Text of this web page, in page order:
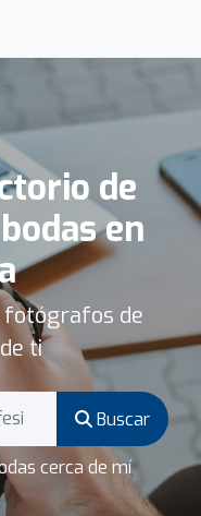
de
en
de
ti
Buscar
cerca de mí